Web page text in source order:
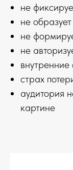
не
не
не
не
страх
аудитория
картине